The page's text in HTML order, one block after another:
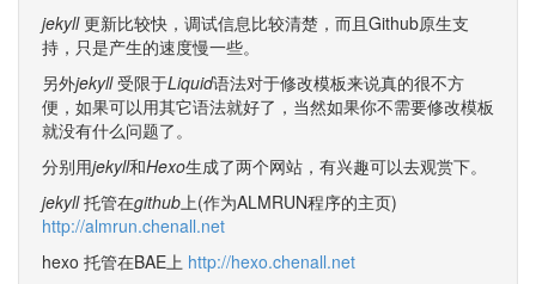
jekyll更新比较快，调试信息比较清楚，而且Github原生支
持，只是产生的速度慢一些。
另外jekyll受限于Liquid语法对于修改模板来说真的很不方
便，如果可以用其它语法就好了，当然如果你不需要修改模板
就没有什么问题了。
分别用jekyll和Hexo生成了两个网站，有兴趣可以去观赏下。
jekyll托管在github上(作为ALMRUN程序的主页)
http://almrun.chenall.net
hexo 托管在BAE上 http://hexo.chenall.net